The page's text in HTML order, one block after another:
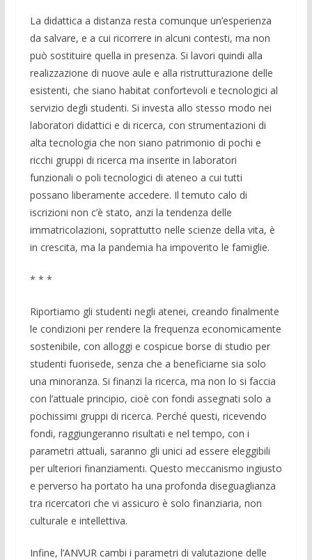
La didattica a distanza resta comunque un’esperienza
da salvare, e a cui ricorrere in alcuni contesti, ma non
può sostituire quella in presenza. Si lavori quindi alla
realizzazione di nuove aule e alla ristrutturazione delle
esistenti, che siano habitat confortevoli e tecnologici al
servizio degli studenti. Si investa allo stesso modo nei
laboratori didattici e di ricerca, con strumentazioni di
alta tecnologia che non siano patrimonio di pochi e
ricchi gruppi di ricerca ma inserite in laboratori
funzionali o poli tecnologici di ateneo a cui tutti
possano liberamente accedere. Il temuto calo di
iscrizioni non c’è stato, anzi la tendenza delle
immatricolazioni, soprattutto nelle scienze della vita, è
in crescita, ma la pandemia ha impoverito le famiglie.
* * *
Riportiamo gli studenti negli atenei, creando finalmente
le condizioni per rendere la frequenza economicamente
sostenibile, con alloggi e cospicue borse di studio per
studenti fuorisede, senza che a beneficiarne sia solo
una minoranza. Si finanzi la ricerca, ma non lo si faccia
con l’attuale principio, cioè con fondi assegnati solo a
pochissimi gruppi di ricerca. Perché questi, ricevendo
fondi, raggiungeranno risultati e nel tempo, con i
parametri attuali, saranno gli unici ad essere eleggibili
per ulteriori finanziamenti. Questo meccanismo ingiusto
e perverso ha portato ha una profonda diseguaglianza
tra ricercatori che vi assicuro è solo finanziaria, non
culturale e intellettiva.
Infine, l’ANVUR cambi i parametri di valutazione delle